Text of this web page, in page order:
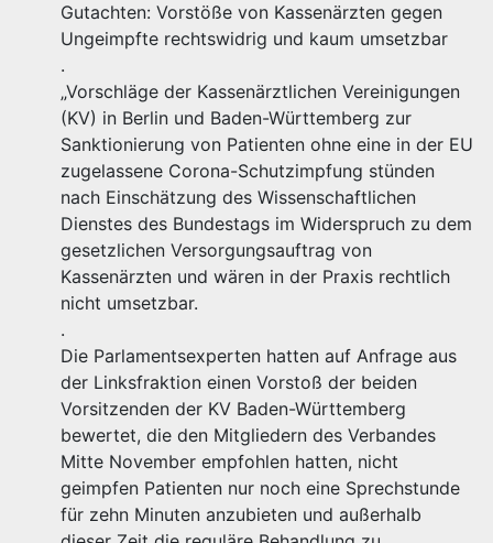
Gutachten: Vorstöße von Kassenärzten gegen
Ungeimpfte rechtswidrig und kaum umsetzbar
.
„Vorschläge der Kassenärztlichen Vereinigungen
(KV) in Berlin und Baden-Württemberg zur
Sanktionierung von Patienten ohne eine in der EU
zugelassene Corona-Schutzimpfung stünden
nach Einschätzung des Wissenschaftlichen
Dienstes des Bundestags im Widerspruch zu dem
gesetzlichen Versorgungsauftrag von
Kassenärzten und wären in der Praxis rechtlich
nicht umsetzbar.
.
Die Parlamentsexperten hatten auf Anfrage aus
der Linksfraktion einen Vorstoß der beiden
Vorsitzenden der KV Baden-Württemberg
bewertet, die den Mitgliedern des Verbandes
Mitte November empfohlen hatten, nicht
geimpfen Patienten nur noch eine Sprechstunde
für zehn Minuten anzubieten und außerhalb